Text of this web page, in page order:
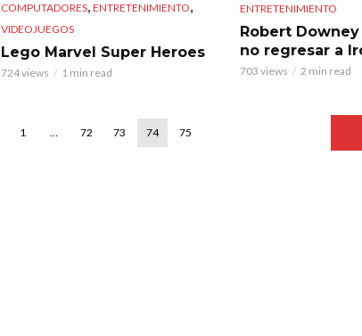
COMPUTADORES, ENTRETENIMIENTO,
VIDEOJUEGOS
Lego Marvel Super Heroes
724 views 1 min read
ENTRETENIMIENTO
Robert
no regresar a
703 views 2 min read
1 … 72 73 74 75